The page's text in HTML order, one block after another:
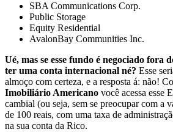
SBA Communications Corp.
Public Storage
Equity Residential
AvalonBay Communities Inc.
Ué, mas se esse fundo é negociado fora
ter uma conta internacional né? Esse
almoço com certeza, e a resposta á: não!
Imobiliário Americano você acessa esse
cambial (ou seja, sem se preocupar com a
de 100 reais, com uma taxa de
na sua conta da Rico.